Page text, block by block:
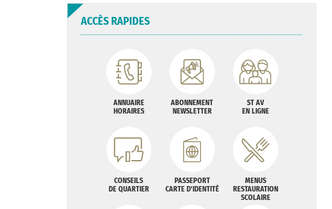
ACCÈS RAPIDES
ANNUAIRE
HORAIRES
ABONNEMENT
NEWSLETTER
ST AV
EN LIGNE
CONSEILS
DE QUARTIER
PASSEPORT
CARTE D'IDENTITÉ
MENUS
RESTAURATION
SCOLAIRE